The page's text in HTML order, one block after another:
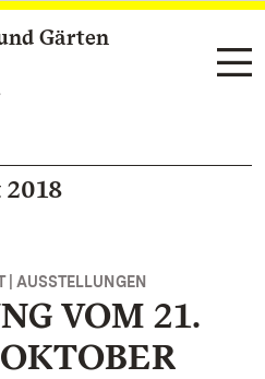
Gärten
2018
| AUSSTELLUNGEN
VOM 21.